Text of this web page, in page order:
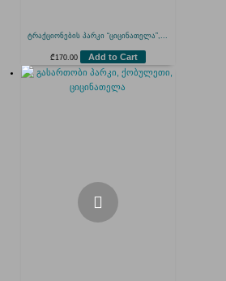
ტრაქციონების პარკი “ციცინათელა”,...
₾ 170.00 Add to Cart